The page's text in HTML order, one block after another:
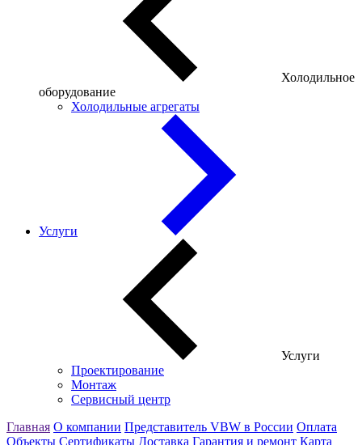
Холодильное
оборудование
Холодильные агрегаты
Услуги
Услуги
Проектирование
Монтаж
Сервисный центр
Главная О компании Представитель VBW в России Оплата
Объекты Сертификаты Доставка Гарантия и ремонт Карта